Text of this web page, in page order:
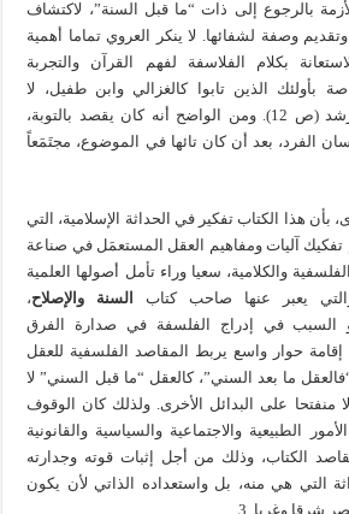
بالرجوع إلى ذات “ما قبل السنة”، لاكتشاف
وصفة لشفائها. لا ينكر العروي تماما أهمية
بكلام الفلاسفة لفهم القرآن والتجربة
بأولئك الذين تابوا كالغزالي وابن طفيل، لا
بالفلاسفة الشراح كابن رشد (ص 12). ومن الواضح أنه كان يقصد بالتوبة،
الفرد، بعد أن كان تائها في الموضوع، مجتَمَعاً
هذا الكتاب تفكير في الحداثة الإسلامية، التي
تفكيك آليات ومفاهيم العقل المستعمَل في صناعة
والكلامية، سعيا وراء تأمل أصولها العلمية
يعبر عنها صاحب كتاب
السنة والإصلاح،
السبب في إدراج الفلسفة في صدارة الفرق
إقامة حوار واسع يربط المقاصد الفلسفية للعقل
ما بعد السني”، كالعقل “ما قبل السني” لا
منفتحا على البدائل الأخرى. ولذلك كان الوقوف
الطبيعية والاجتماعية والسياسية والقانونية
الكتاب، وذلك من أجل إثبات قوته وجدارته
التي هي منه، بل واستعداده الذاتي لأن يكون
شرقا وغربا. 3